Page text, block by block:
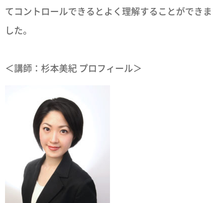
てコントロールできるとよく理解することができま
した。
＜講師：杉本美紀 プロフィール＞